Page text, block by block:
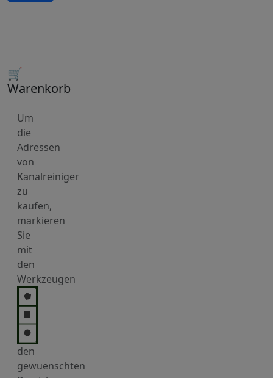
🛒
Warenkorb
Um
die
Adressen
von
Kanalreiniger
zu
kaufen,
markieren
Sie
mit
den
Werkzeugen
den
gewuenschten